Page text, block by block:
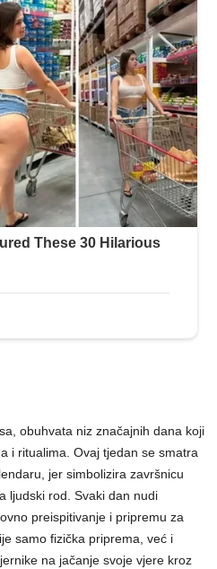
obuhvata niz značajnih dana koji
i ritualima. Ovaj tjedan se smatra
jer simbolizira završnicu
ljudski rod. Svaki dan nudi
preispitivanje i pripremu za
samo fizička priprema, već i
na jačanje svoje vjere kroz